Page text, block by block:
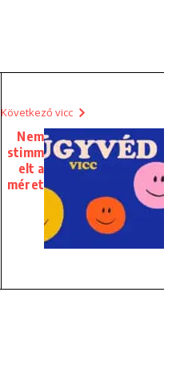
Következő vicc
Nem
stimm
elt a
méret